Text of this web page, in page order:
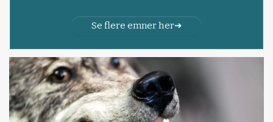
Se flere emner her